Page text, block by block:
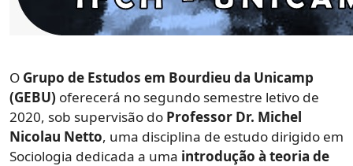
O Grupo de Estudos em Bourdieu da Unicamp
(GEBU) oferecerá no segundo semestre letivo de
2020, sob supervisão do Professor Dr. Michel
Nicolau Netto, uma disciplina de estudo dirigido em
Sociologia dedicada a uma introdução à teoria de